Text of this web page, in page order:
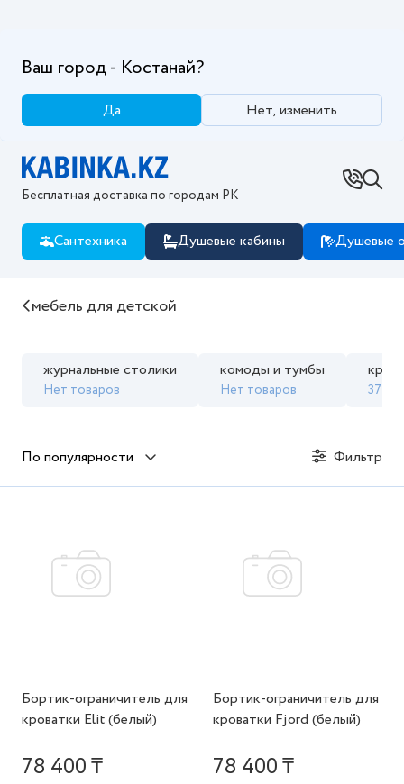
Ваш город - Костанай?
Да Нет, изменить
Бесплатная доставка по городам РК
Сантехника Душевые кабины Душевые
Купить мебель для детской в интернет
мебель для детской
журнальные столики
Нет товаров
комоды и тумбы
Нет товаров 37
По популярности Фильтр
Бортик-ограничитель для
кроватки Elit (белый)
78 400 ₸
Бортик-ограничитель для
кроватки Fjord (белый)
78 400 ₸